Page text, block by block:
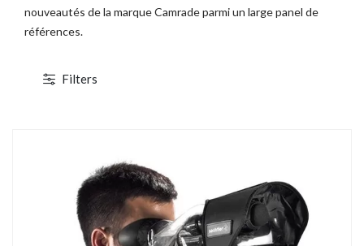
nouveautés de la marque Camrade parmi un large panel de
références.
Filters